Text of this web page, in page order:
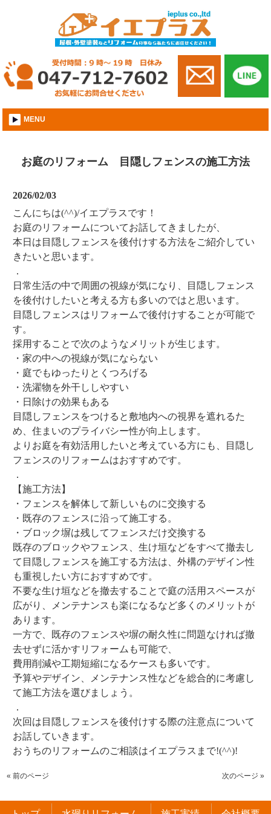
MENU
お庭のリフォーム 目隠しフェンスの施工方法
2026/02/03
こんにちは(^^)/イエプラスです！
お庭のリフォームについてお話してきましたが、
本日は目隠しフェンスを後付けする方法をご紹介してい
きたいと思います。
．
日常生活の中で周囲の視線が気になり、目隠しフェンス
を後付けしたいと考える方も多いのではと思います。
目隠しフェンスはリフォームで後付けすることが可能で
す。
採用することで次のようなメリットが生じます。
・家の中への視線が気にならない
・庭でもゆったりとくつろげる
・洗濯物を外干ししやすい
・日除けの効果もある
目隠しフェンスをつけると敷地内への視界を遮れるた
め、住まいのプライバシー性が向上します。
よりお庭を有効活用したいと考えている方にも、目隠し
フェンスのリフォームはおすすめです。
．
【施工方法】
・フェンスを解体して新しいものに交換する
・既存のフェンスに沿って施工する。
・ブロック塀は残してフェンスだけ交換する
既存のブロックやフェンス、生け垣などをすべて撤去し
て目隠しフェンスを施工する方法は、外構のデザイン性
も重視したい方におすすめです。
不要な生け垣などを撤去することで庭の活用スペースが
広がり、メンテナンスも楽になるなど多くのメリットが
あります。
一方で、既存のフェンスや塀の耐久性に問題なければ撤
去せずに活かすリフォームも可能で、
費用削減や工期短縮になるケースも多いです。
予算やデザイン、メンテナンス性などを総合的に考慮し
て施工方法を選びましょう。
．
次回は目隠しフェンスを後付けする際の注意点について
お話していきます。
おうちのリフォームのご相談はイエプラスまで!(^^)!
« 前のページ 次のページ »